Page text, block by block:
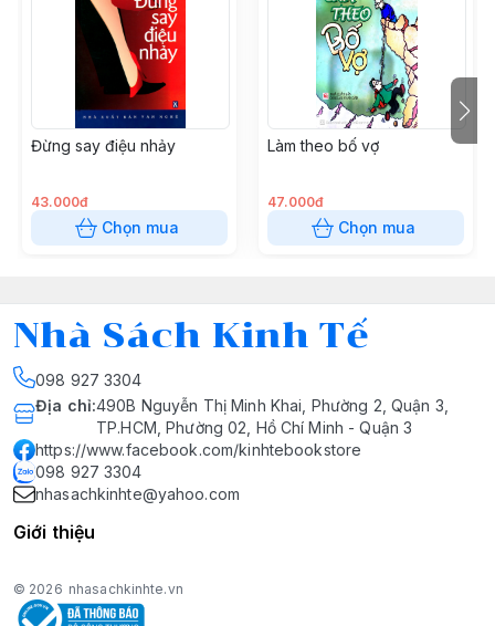
Đừng say điệu nhảy
43.000đ
Chọn mua
Làm theo bố vợ
47.000đ
Chọn mua
Nhà Sách Kinh Tế
098 927 3304
Địa chỉ:490B Nguyễn Thị Minh Khai, Phường 2, Quận 3,
TP.HCM, Phường 02, Hồ Chí Minh - Quận 3
https://www.facebook.com/kinhtebookstore
098 927 3304
nhasachkinhte@yahoo.com
Giới thiệu
© 2026 nhasachkinhte.vn